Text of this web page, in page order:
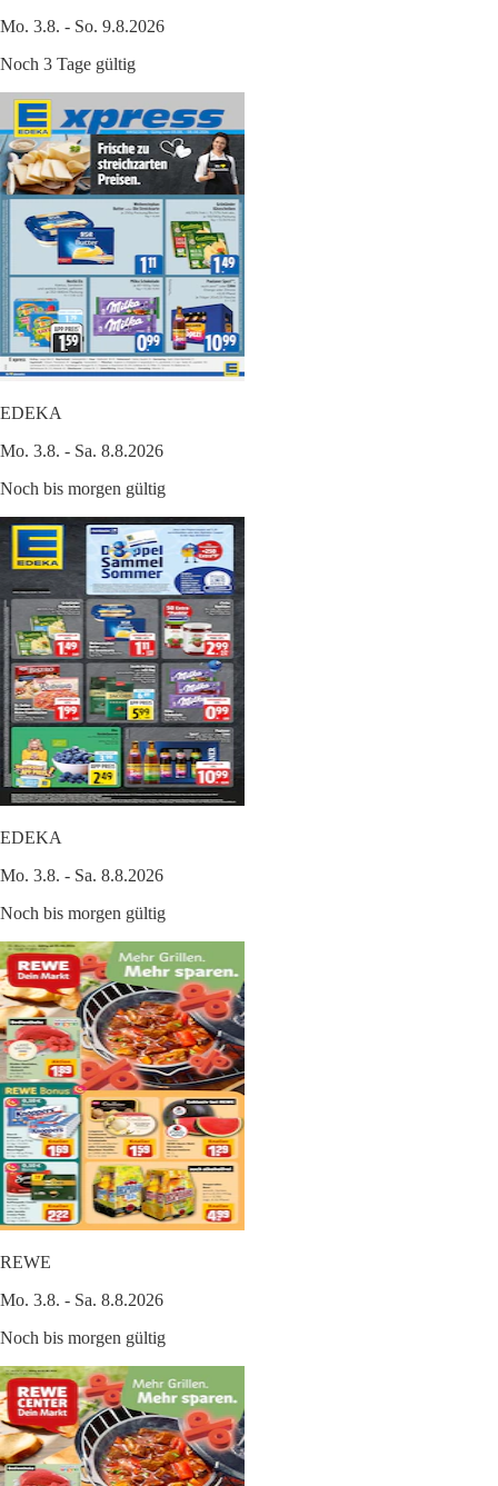
Mo. 3.8. - So. 9.8.2026
Noch 3 Tage gültig
EDEKA
Mo. 3.8. - Sa. 8.8.2026
Noch bis morgen gültig
EDEKA
Mo. 3.8. - Sa. 8.8.2026
Noch bis morgen gültig
REWE
Mo. 3.8. - Sa. 8.8.2026
Noch bis morgen gültig